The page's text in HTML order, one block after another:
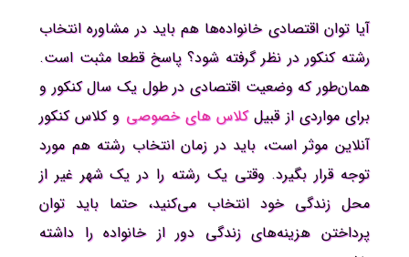
آیا توان اقتصادی خانواده‌ها هم باید در مشاوره انتخاب
رشته کنکور در نظر گرفته شود؟ پاسخ قطعا مثبت است.
همان‌طور که وضعیت اقتصادی در طول یک سال کنکور و
برای مواردی از قبیلکلاس های خصوصی و کلاس کنکور
آنلاین موثر است، باید در زمان انتخاب رشته هم مورد
توجه قرار بگیرد. وقتی یک رشته را در یک شهر غیر از
محل زندگی خود انتخاب می‌کنید، حتما باید توان
پرداختن هزینه‌های زندگی دور از خانواده را داشته